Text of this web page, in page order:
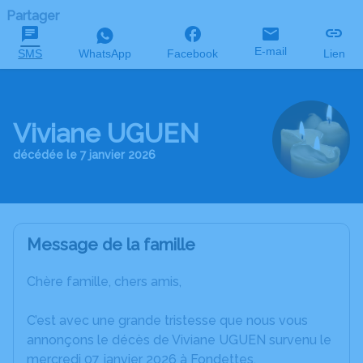
Partager
SMS WhatsApp Facebook E-mail Lien
Viviane UGUEN
décédée le 7 janvier 2026
Message de la famille
Chère famille, chers amis,
C’est avec une grande tristesse que nous vous
annonçons le décès de Viviane UGUEN survenu le
mercredi 07 janvier 2026 à Fondettes.